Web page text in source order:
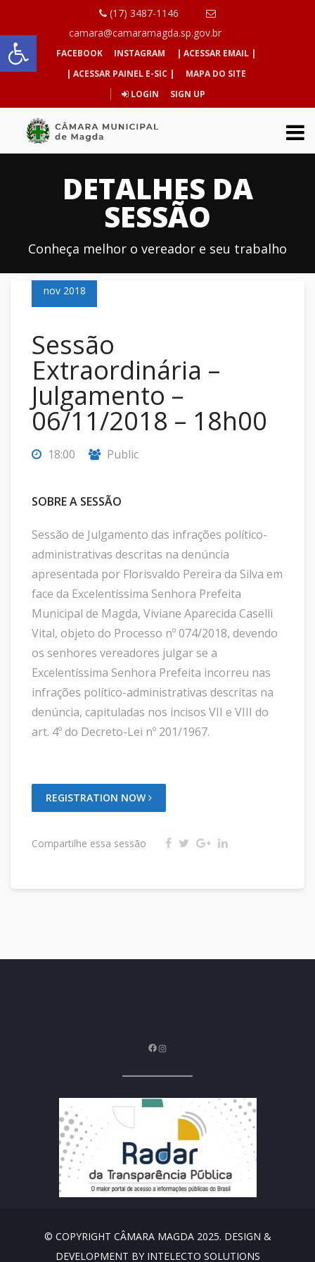
Abrir a barra de ferramentas
(17) 3487-1146
camara@camaramagda.sp.gov.br
FACEBOOK INSTAGRAM
| ACESSAR EMAIL |
| ACESSAR PAINEL E-SIC |
MAPA DO SITE
LOGIN
SIGN UP
DETALHES DA
SESSÃO
Conheça melhor o vereador e seu trabalho
06
nov 2018
Sessão
Extraordinária –
Julgamento –
06/11/2018 – 18h00
18:00 Public
SOBRE A SESSÃO
Sessão de Julgamento das infrações político-
administrativas descritas na denúncia
apresentada por Florisvaldo Pereira da Silva em
face da Excelentíssima Senhora Prefeita
Municipal de Magda, Viviane Aparecida Caselli
Vital, objeto do Processo nº 074/2018, devendo
os senhores vereadores julgar se a
Excelentíssima Senhora Prefeita incorreu nas
infrações político-administrativas descritas na
denúncia, capituladas nos incisos VII e VIII do
art. 4º do Decreto-Lei nº 201/1967.
REGISTRATION NOW
Compartilhe essa sessão
Facebook
© COPYRIGHT CÂMARA MAGDA 2025. DESIGN &
DEVELOPMENT BY INTELECTO SOLUTIONS